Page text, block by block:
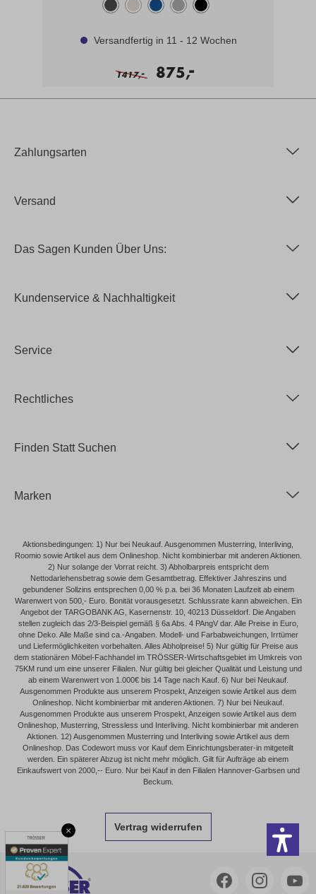
×
Versandfertig in 11 - 12 Wochen
1417,
- 875,
-
Zahlungsarten
Versand
Das Sagen Kunden Über Uns:
Kundenservice & Nachhaltigkeit
Service
Rechtliches
Finden Statt Suchen
Marken
Aktionsbedingungen: 1) Nur bei Neukauf. Ausgenommen Musterring, Interliving,
Roomio sowie Artikel aus dem Onlineshop. Nicht kombinierbar mit anderen Aktionen.
2) Nur solange der Vorrat reicht. 3) Abholbarpreis entspricht dem
Nettodarlehensbetrag sowie dem Gesamtbetrag. Effektiver Jahreszins und
gebundener Sollzins entsprechen 0,00 % p.a. bei 36 Monaten Laufzeit ab einem
Warenwert von 500,- Euro. Bonität vorausgesetzt. Schlussrate kann abweichen. Ein
Angebot der TARGOBANK AG, Kasernenstr. 10, 40213 Düsseldorf. Die Angaben
stellen zugleich das 2/3-Beispiel gemäß § 6a Abs. 4 PAngV dar. Alle Preise in Euro,
ohne Deko. Alle Maße sind ca.-Angaben. Modell- und Farbabweichungen, Irrtümer
und Liefermöglichkeiten vorbehalten. Alles Abholpreise! 5) Nur gültig für Preise aus
dem stationären Möbel-Fachhandel im TRÖSSER-Wirtschaftsgebiet im Umkreis von
75KM rund um eine unserer Filialen. Nur gültig bei gleicher Qualität und Leistung und
ab einem Warenwert von 1.000€ bis 14 Tage nach Kauf. 6) Nur bei Neukauf.
Ausgenommen Produkte aus unserem Prospekt, Anzeigen sowie Artikel aus dem
Onlineshop. Nicht kombinierbar mit anderen Aktionen. 7) Nur bei Neukauf.
Ausgenommen Produkte aus unserem Prospekt, Anzeigen sowie Artikel aus dem
Onlineshop, Musterring, Stressless und Interliving. Nicht kombinierbar mit anderen
Aktionen. 12) Ausgenommen Musterring und Interliving sowie Artikel aus dem
Onlineshop. Das Codewort muss vor Kauf dem Einrichtungsberater-in mitgeteilt
werden. Ein späterer Abzug ist nicht mehr möglich. Gilt für Aufträge ab einem
Einkaufswert von 2000,-- Euro. Nur bei Kauf in den Filialen Hannover-Garbsen und
Beckum.
Vertrag widerrufen